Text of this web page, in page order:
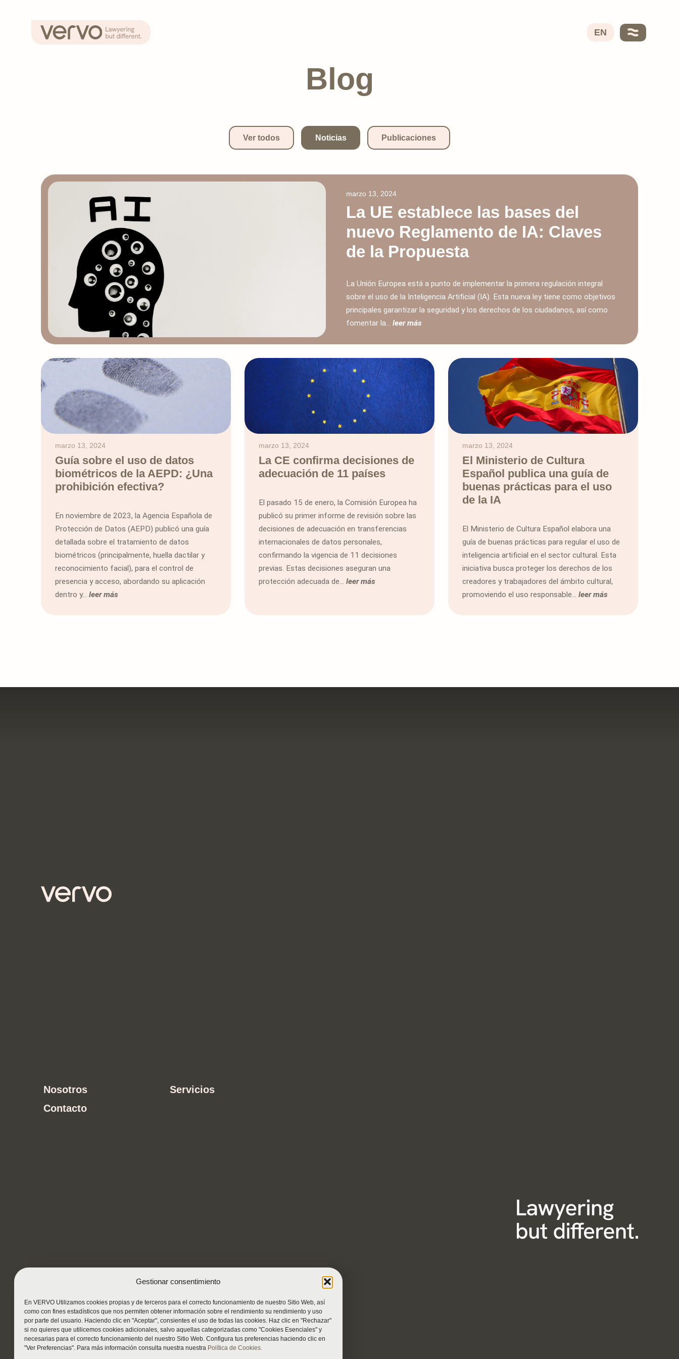
Gestionar consentimiento
En VERVO Utilizamos cookies propias y de terceros para el correcto funcionamiento de nuestro Sitio Web, así
como con fines estadísticos que nos permiten obtener información sobre el rendimiento su rendimiento y uso
por parte del usuario. Haciendo clic en "Aceptar", consientes el uso de todas las cookies. Haz clic en "Rechazar"
si no quieres que utilicemos cookies adicionales, salvo aquellas categorizadas como "Cookies Esenciales" y
necesarias para el correcto funcionamiento del nuestro Sitio Web. Configura tus preferencias haciendo clic en
"Ver Preferencias". Para más información consulta nuestra nuestra Política de Cookies.
EN
Ayo García
Colaboradores
Servicios
Contacto
Blog
Ver todos Noticias Publicaciones
marzo 13, 2024
La UE establece las bases del
nuevo Reglamento de IA: Claves
de la Propuesta
La Unión Europea está a punto de implementar la primera regulación integral
sobre el uso de la Inteligencia Artificial (IA). Esta nueva ley tiene como objetivos
principales garantizar la seguridad y los derechos de los ciudadanos, así como
fomentar la...leer más
marzo 13, 2024
Guía sobre el uso de datos
biométricos de la AEPD: ¿Una
prohibición efectiva?
En noviembre de 2023, la Agencia Española de
Protección de Datos (AEPD) publicó una guía
detallada sobre el tratamiento de datos
biométricos (principalmente, huella dactilar y
reconocimiento facial), para el control de
presencia y acceso, abordando su aplicación
dentro y... leer más
marzo 13, 2024
La CE confirma decisiones de
adecuación de 11 países
El pasado 15 de enero, la Comisión Europea ha
publicó su primer informe de revisión sobre las
decisiones de adecuación en transferencias
internacionales de datos personales,
confirmando la vigencia de 11 decisiones
previas. Estas decisiones aseguran una
protección adecuada de... leer más
marzo 13, 2024
El Ministerio de Cultura
Español publica una guía de
buenas prácticas para el uso
de la IA
El Ministerio de Cultura Español elabora una
guía de buenas prácticas para regular el uso de
inteligencia artificial en el sector cultural. Esta
iniciativa busca proteger los derechos de los
creadores y trabajadores del ámbito cultural,
promoviendo el uso responsable...leer más
Nosotros
Servicios
Contacto